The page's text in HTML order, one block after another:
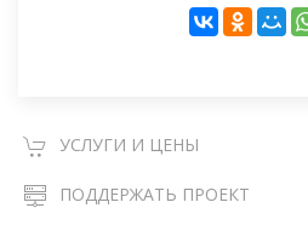
УСЛУГИ И ЦЕНЫ
ПОДДЕРЖАТЬ ПРОЕКТ